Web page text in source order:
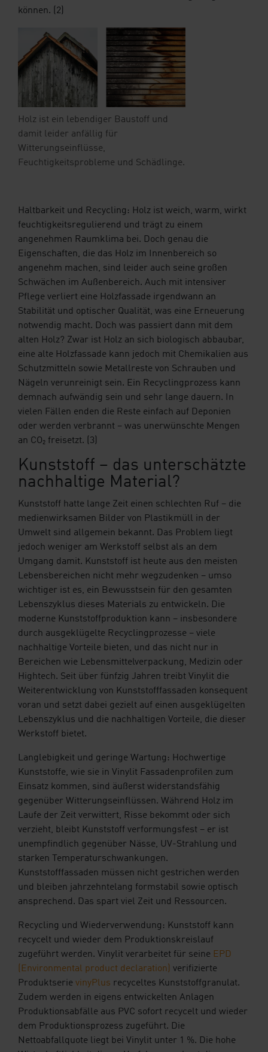
können. (2)
Holz ist ein lebendiger Baustoff und
damit leider anfällig für
Witterungseinflüsse,
Feuchtigkeitsprobleme und Schädlinge.
Haltbarkeit und Recycling: Holz ist weich, warm, wirkt
feuchtigkeitsregulierend und trägt zu einem
angenehmen Raumklima bei. Doch genau die
Eigenschaften, die das Holz im Innenbereich so
angenehm machen, sind leider auch seine großen
Schwächen im Außenbereich. Auch mit intensiver
Pflege verliert eine Holzfassade irgendwann an
Stabilität und optischer Qualität, was eine Erneuerung
notwendig macht. Doch was passiert dann mit dem
alten Holz? Zwar ist Holz an sich biologisch abbaubar,
eine alte Holzfassade kann jedoch mit Chemikalien aus
Schutzmitteln sowie Metallreste von Schrauben und
Nägeln verunreinigt sein. Ein Recyclingprozess kann
demnach aufwändig sein und sehr lange dauern. In
vielen Fällen enden die Reste einfach auf Deponien
oder werden verbrannt – was unerwünschte Mengen
an CO₂ freisetzt. (3)
Kunststoff – das unterschätzte
nachhaltige Material?
Kunststoff hatte lange Zeit einen schlechten Ruf – die
medienwirksamen Bilder von Plastikmüll in der
Umwelt sind allgemein bekannt. Das Problem liegt
jedoch weniger am Werkstoff selbst als an dem
Umgang damit. Kunststoff ist heute aus den meisten
Lebensbereichen nicht mehr wegzudenken – umso
wichtiger ist es, ein Bewusstsein für den gesamten
Lebenszyklus dieses Materials zu entwickeln. Die
moderne Kunststoffproduktion kann – insbesondere
durch ausgeklügelte Recyclingprozesse – viele
nachhaltige Vorteile bieten, und das nicht nur in
Bereichen wie Lebensmittelverpackung, Medizin oder
Hightech. Seit über fünfzig Jahren treibt Vinylit die
Weiterentwicklung von Kunststofffassaden konsequent
voran und setzt dabei gezielt auf einen ausgeklügelten
Lebenszyklus und die nachhaltigen Vorteile, die dieser
Werkstoff bietet.
Langlebigkeit und geringe Wartung: Hochwertige
Kunststoffe, wie sie in Vinylit Fassadenprofilen zum
Einsatz kommen, sind äußerst widerstandsfähig
gegenüber Witterungseinflüssen. Während Holz im
Laufe der Zeit verwittert, Risse bekommt oder sich
verzieht, bleibt Kunststoff verformungsfest – er ist
unempfindlich gegenüber Nässe, UV-Strahlung und
starken Temperaturschwankungen.
Kunststofffassaden müssen nicht gestrichen werden
und bleiben jahrzehntelang formstabil sowie optisch
ansprechend. Das spart viel Zeit und Ressourcen.
Recycling und Wiederverwendung: Kunststoff kann
recycelt und wieder dem Produktionskreislauf
zugeführt werden. Vinylit verarbeitet für seine EPD
(Environmental product declaration)
verifizierte
Produktserie vinyPlus recyceltes Kunststoffgranulat.
Zudem werden in eigens entwickelten Anlagen
Produktionsabfälle aus PVC sofort recycelt und wieder
dem Produktionsprozess zugeführt. Die
Nettoabfallquote liegt bei Vinylit unter 1 %. Die hohe